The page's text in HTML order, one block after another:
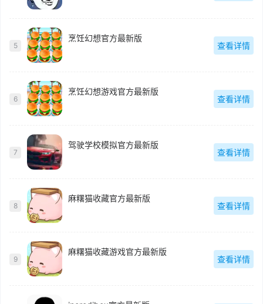
5
烹饪幻想官方最新版
查看详情
6
烹饪幻想游戏官方最新版
查看详情
7
驾驶学校模拟官方最新版
查看详情
8
麻糬猫收藏官方最新版
查看详情
9
麻糬猫收藏游戏官方最新版
查看详情